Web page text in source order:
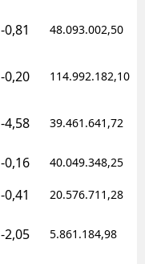
-0,81 48.093.002,50
-0,20 114.992.182,10
-4,58 39.461.641,72
-0,16 40.049.348,25
-0,41 20.576.711,28
-2,05 5.861.184,98